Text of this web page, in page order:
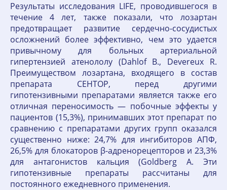
Результаты исследования LIFE, проводившегося в
течение 4 лет, также показали, что лозартан
предотвращает развитие сердечно-сосудистых
осложнений более эффективно, чем это удается
привычному для больных артериальной
гипертензией атенололу (Dahlof B., Devereux R.
Преимуществом лозартана, входящего в состав
препарата СЕНТОР, перед другими
гипотензивными препаратами является также его
отличная переносимость — побочные эффекты у
пациентов (15,3%), принимавших этот препарат по
сравнению с препаратами других групп оказался
существенно ниже: 24,7% для ингибиторов АПФ,
26,5% для блокаторов β-адренорецепторов и 23,3%
для антагонистов кальция (Goldberg A. Эти
гипотензивные препараты рассчитаны для
постоянного ежедневного применения.